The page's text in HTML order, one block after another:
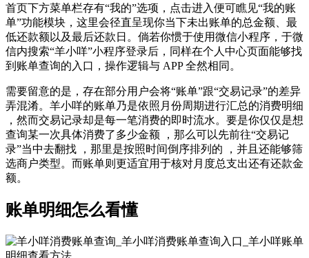
首页下方菜单栏存有“我的”选项，点击进入便可瞧见“我的账
单”功能模块，这里会径直呈现你当下未出账单的总金额、最
低还款额以及最后还款日。倘若你惯于使用微信小程序，于微
信内搜索“羊小咩”小程序登录后，同样在个人中心页面能够找
到账单查询的入口，操作逻辑与 APP 全然相同。
需要留意的是，存在部分用户会将“账单”跟“交易记录”的差异
弄混淆。羊小咩的账单乃是依照月份周期进行汇总的消费明细
，然而交易记录却是每一笔消费的即时流水。要是你仅仅是想
查询某一次具体消费了多少金额 ，那么可以先前往“交易记
录”当中去翻找 ，那里是按照时间倒序排列的 ，并且还能够筛
选商户类型。而账单则更适宜用于核对月度总支出还有还款金
额。
账单明细怎么看懂